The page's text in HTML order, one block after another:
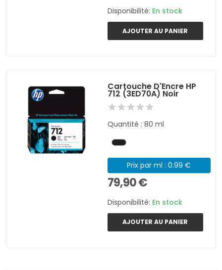
Disponibilité: En stock
AJOUTER AU PANIER
Cartouche D'Encre HP
712 (3ED70A) Noir
Quantité : 80 ml
Prix par ml : 0.99 €
79,90 €
Disponibilité: En stock
AJOUTER AU PANIER